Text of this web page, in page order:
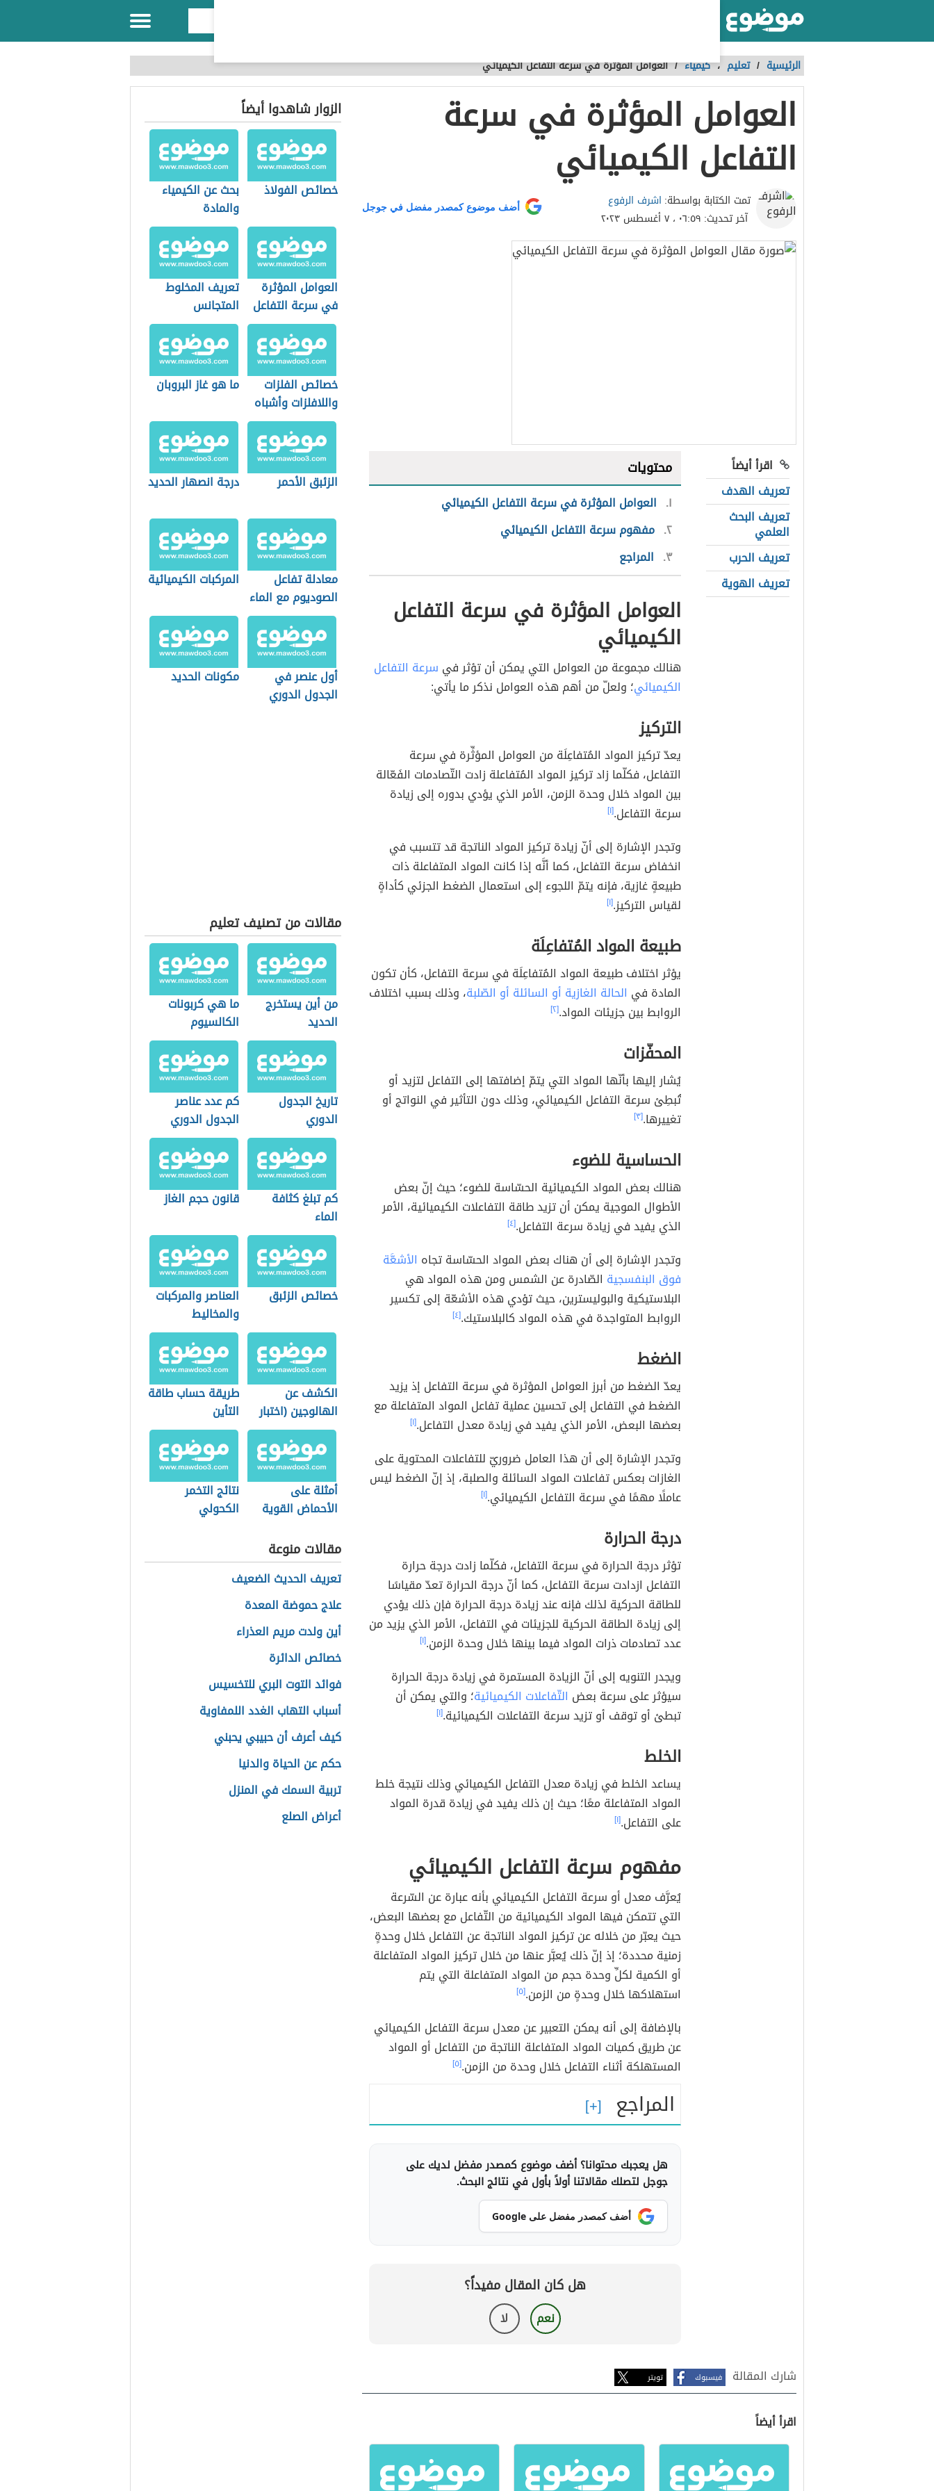
الرئيسية / تعليم ،كيمياء /العوامل المؤثرة في سرعة التفاعل الكيميائي
العوامل المؤثرة في سرعة
التفاعل الكيميائي
تمت الكتابة بواسطة: اشرف الرفوع
آخر تحديث: ٠٦:٥٩ ، ٧ أغسطس ٢٠٢٣
أضف موضوع كمصدر مفضل في جوجل
اقرأ أيضاً
تعريف الهدف
تعريف البحث
العلمي
تعريف الحرب
تعريف الهوية
محتويات
١ العوامل المؤثرة في سرعة التفاعل الكيميائي
٢ مفهوم سرعة التفاعل الكيميائي
٣ المراجع
العوامل المؤثرة في سرعة التفاعل
الكيميائي
هنالك مجموعة من العوامل التي يمكن أن تؤثر في سرعة التفاعل
الكيميائي؛ ولعلّ من أهم هذه العوامل نذكر ما يأتي:
التركيز
يعدّ تركيز المواد المُتفاعِلَة من العوامل المؤثِّرة في سرعة
التفاعل، فكلّما زاد تركيز المواد المُتفاعلة زادت التّصادمات الفَعّالة
بين المواد خلال وحدة الزمن، الأمر الذي يؤدي بدوره إلى زيادة
سرعة التفاعل.[١]
وتجدر الإشارة إلى أنّ زيادة تركيز المواد الناتجة قد تتسبب في
انخفاض سرعة التفاعل، كما أنَّه إذا كانت المواد المتفاعلة ذات
طبيعةٍ غازية، فإنه يتمّ اللجوء إلى استعمال الضغط الجزئي كأداةٍ
لقياس التركيز.[١]
طبيعة المواد المُتفاعِلَة
يؤثر اختلاف طبيعة المواد المُتفاعِلَة في سرعة التفاعل، كأن تكون
المادة في الحالة الغازية أو السائلة أو الصّلبة، وذلك بسبب اختلاف
الروابط بين جزيئات المواد.[٢]
المحفّزات
يُشار إليها بأنّها المواد التي يتمّ إضافتها إلى التفاعل لتزيد أو
تُبطِئ سرعة التفاعل الكيميائي، وذلك دون التأثير في النواتج أو
تغييرها.[٣]
الحساسية للضوء
هنالك بعض المواد الكيميائية الحسّاسة للضوء؛ حيث إنّ بعض
الأطوال الموجية يمكن أن تزيد طاقة التفاعلات الكيميائية، الأمر
الذي يفيد في زيادة سرعة التفاعل.[٤]
وتجدر الإشارة إلى أن هناك بعض المواد الحسّاسة تجاه الأشعَّة
فوق البنفسجية الصّادرة عن الشمس ومن هذه المواد هي
البلاستيكية والبوليسترين، حيث تؤدي هذه الأشعّة إلى تكسير
الروابط المتواجدة في هذه المواد كالبلاستيك.[٤]
الضغط
يعدّ الضغط من أبرز العوامل المؤثرة في سرعة التفاعل إذ يزيد
الضغط في التفاعل إلى تحسين عملية تفاعل المواد المتفاعلة مع
بعضها البعض، الأمر الذي يفيد في زيادة معدل التفاعل.[١]
وتجدر الإشارة إلى أن هذا العامل ضروريّ للتفاعلات المحتوية على
الغازات بعكس تفاعلات المواد السائلة والصلبة، إذ إنّ الضغط ليس
عاملًا مهمًا في سرعة التفاعل الكيميائي.[١]
درجة الحرارة
تؤثر درجة الحرارة في سرعة التفاعل، فكلّما زادت درجة حرارة
التفاعل ازدادت سرعة التفاعل، كما أنّ درجة الحرارة تعدّ مقياسًا
للطاقة الحركية لذلك فإنه عند زيادة درجة الحرارة فإن ذلك يؤدي
إلى زيادة الطاقة الحركية للجزيئات في التفاعل، الأمر الذي يزيد من
عدد تصادمات ذرات المواد فيما بينها خلال وحدة الزمن.[١]
ويجدر التنويه إلى أنّ الزيادة المستمرة في زيادة درجة الحرارة
سيؤثر على سرعة بعض التّفاعلات الكيميائية؛ والتي يمكن أن
تبطئ أو توقف أو تزيد سرعة التفاعلات الكيميائية.[١]
الخلط
يساعد الخلط في زيادة معدل التفاعل الكيميائي وذلك نتيجة خلط
المواد المتفاعلة معًا؛ حيث إن ذلك يفيد في زيادة قدرة المواد
على التفاعل.[١]
مفهوم سرعة التفاعل الكيميائي
يُعرَّف معدل أو سرعة التفاعل الكيميائي بأنه عبارة عن السّرعة
التي تتمكن فيها المواد الكيميائية من التّفاعل مع بعضها البعض،
حيث يعبّر من خلاله عن تركيز المواد الناتجة عن التفاعل خلال وحدةٍ
زمنية محددة؛ إذ إنّ ذلك يُعبَّر عنها من خلال تركيز المواد المتفاعلة
أو الكمية لكلِّ وحدة حجم من المواد المتفاعلة التي يتم
استهلاكها خلال وحدةٍ من الزمن.[٥]
بالإضافة إلى أنه يمكن التعبير عن معدل سرعة التفاعل الكيميائي
عن طريق كميات المواد المتفاعلة الناتجة من التفاعل أو المواد
المستهلكة أثناء التفاعل خلال وحدة من الزمن.[٥]
المراجع
هل يعجبك محتوانا؟ أضف موضوع كمصدر مفضل لديك على
جوجل لتصلك مقالاتنا أولاً بأول في نتائج البحث.
أضف كمصدر مفضل على Google
هل كان المقال مفيداً؟
نعم لا
شارك المقالة فيسبوك تويتر
اقرأ أيضاً
الزوار شاهدوا أيضاً
خصائص الفولاذ
بحث عن الكيمياء
والمادة
العوامل المؤثرة
في سرعة التفاعل
تعريف المخلوط
المتجانس
خصائص الفلزات
واللافلزات وأشباه
الفلزات
ما هو غاز البروبان
الزئبق الأحمر درجة انصهار الحديد
معادلة تفاعل
الصوديوم مع الماء
المركبات الكيميائية
أول عنصر في
الجدول الدوري
مكونات الحديد
مقالات من تصنيف تعليم
من أين يستخرج
الحديد
ما هي كربونات
الكالسيوم
تاريخ الجدول
الدوري
كم عدد عناصر
الجدول الدوري
كم تبلغ كثافة
الماء
قانون حجم الغاز
خصائص الزئبق
العناصر والمركبات
والمخاليط
الكشف عن
الهالوجين (اختبار
بيلشتاين)
طريقة حساب طاقة
التأين
أمثلة على
الأحماض القوية
نتائج التخمر
الكحولي
مقالات منوعة
تعريف الحديث الضعيف
علاج حموضة المعدة
أين ولدت مريم العذراء
خصائص الدائرة
فوائد التوت البري للتخسيس
أسباب التهاب الغدد اللمفاوية
كيف أعرف أن حبيبي يحبني
حكم عن الحياة والدنيا
تربية السمك في المنزل
أعراض الصلع